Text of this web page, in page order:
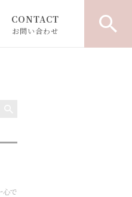
CONTACT
お問い合わせ
心で